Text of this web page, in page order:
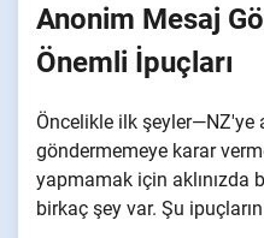
Anonim Mesaj
Önemli İpuçları
Öncelikle ilk
göndermemeye karar
yapmamak için aklınızda
birkaç şey var. Şu